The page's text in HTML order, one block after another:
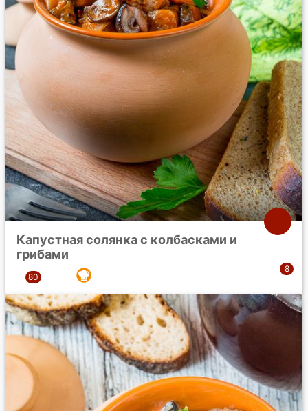
Капустная солянка с колбасками и
грибами